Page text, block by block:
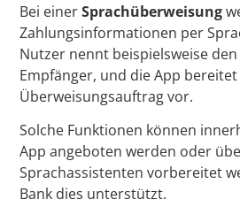
Bei einerSprachüberweisung
Zahlungsinformationen per
Nutzer nennt beispielsweise
Empfänger, und die App
Überweisungsauftrag vor.
Solche Funktionen können
App angeboten werden oder
Sprachassistenten vorbereitet
Bank dies unterstützt.